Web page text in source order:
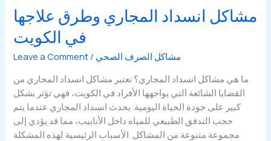
المسدودة
المنزل
بدون
مشاكل انسداد المجاري وطرق علاجها
في الكويت
Leave a Comment / مشاكل الصرف الصحي
ما هي مشاكل انسداد المجاري؟ تعتبر مشاكل انسداد المجاري من
القضايا الشائعة التي يواجهها الأفراد في الكويت، فهي تؤثر بشكل
كبير على جودة الحياة اليومية. يحدث انسداد المجاري عندما يتم
حجب التدفق الطبيعي للمياه داخل الأنابيب، مما قد يؤدي إلى
مجموعة متنوعة من المشاكل. الأسباب الرئيسية لهذه المشكلة